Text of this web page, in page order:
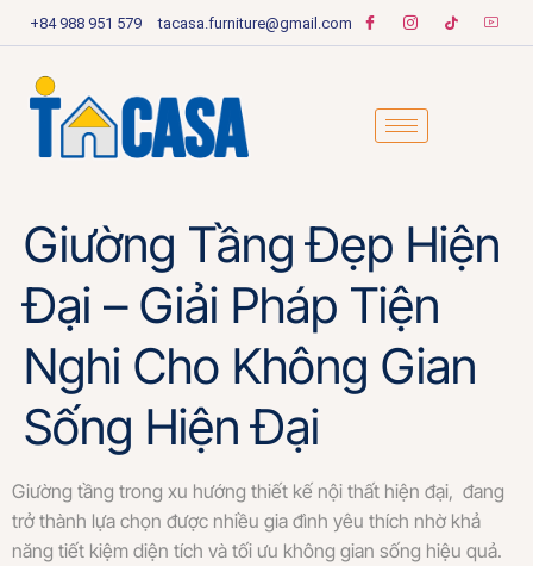
+84 988 951 579 tacasa.furniture@gmail.com
Giường Tầng Đẹp Hiện
Đại – Giải Pháp Tiện
Nghi Cho Không Gian
Sống Hiện Đại
Giường tầng trong xu hướng thiết kế nội thất hiện đại, đang
trở thành lựa chọn được nhiều gia đình yêu thích nhờ khả
năng tiết kiệm diện tích và tối ưu không gian sống hiệu quả.